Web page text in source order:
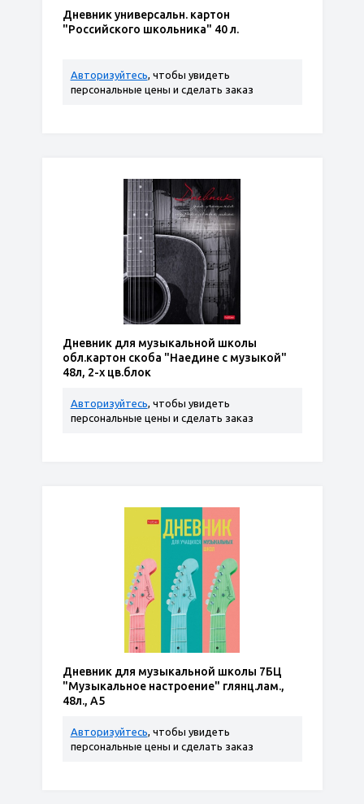
Дневник универсальн. картон
"Российского школьника" 40 л.
Авторизуйтесь, чтобы увидеть
персональные цены и сделать заказ
Дневник для музыкальной школы
обл.картон скоба "Наедине с музыкой"
48л, 2-х цв.блок
Авторизуйтесь, чтобы увидеть
персональные цены и сделать заказ
Дневник для музыкальной школы 7БЦ
"Музыкальное настроение" глянц.лам.,
48л., А5
Авторизуйтесь, чтобы увидеть
персональные цены и сделать заказ